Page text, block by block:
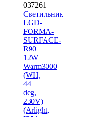
037261
Светильник
LGD-
FORMA-
SURFACE-
R90-
12W
Warm3000
(WH,
44
deg,
230V)
(Arlight,